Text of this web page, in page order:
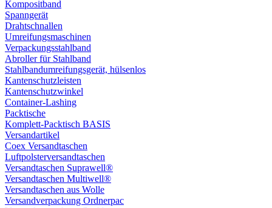
Kompositband
Spanngerät
Drahtschnallen
Umreifungsmaschinen
Verpackungsstahlband
Abroller für Stahlband
Stahlbandumreifungsgerät, hülsenlos
Kantenschutzleisten
Kantenschutzwinkel
Container-Lashing
Packtische
Komplett-Packtisch BASIS
Versandartikel
Coex Versandtaschen
Luftpolsterversandtaschen
Versandtaschen Suprawell®
Versandtaschen Multiwell®
Versandtaschen aus Wolle
Versandverpackung Ordnerpac